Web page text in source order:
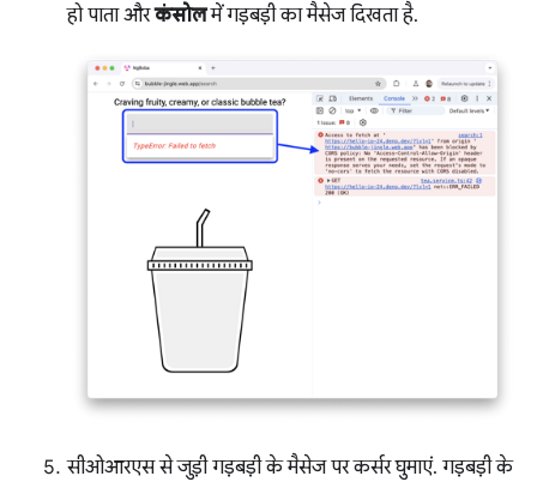
हो पाता औरकंसोलमें गड़बड़ी का मैसेज दिखता है.
सीओआरएस से जुड़ी गड़बड़ी के मैसेज पर कर्सर घुमाएं. गड़बड़ी के